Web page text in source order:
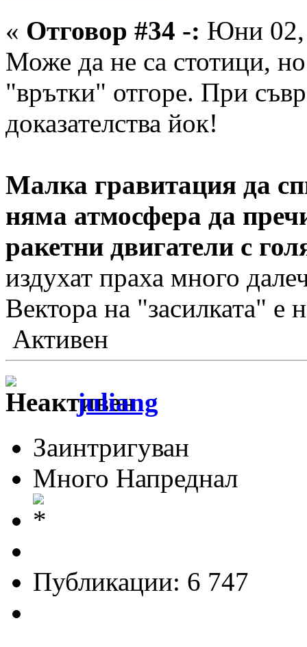
« Отговор #34 -: Юни 02,
Може да не са стотици,
"врътки" отгоре. При
доказателства йок!
Малка гравитация да
няма атмосфера да
ракетни двигатели с
издухат праха много
Вектора на "засилката" е
Активен
juliang
Заинтригуван
Много Напреднал
Публикации: 6 747